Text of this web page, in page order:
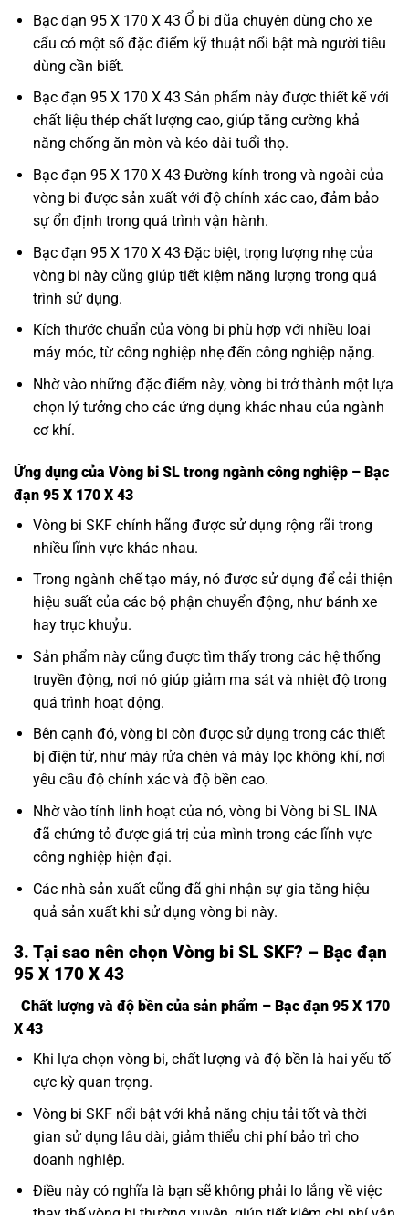
Bạc đạn 95 X 170 X 43 Ổ bi đũa chuyên dùng cho xe
cẩu có một số đặc điểm kỹ thuật nổi bật mà người tiêu
dùng cần biết.
Bạc đạn 95 X 170 X 43 Sản phẩm này được thiết kế với
chất liệu thép chất lượng cao, giúp tăng cường khả
năng chống ăn mòn và kéo dài tuổi thọ.
Bạc đạn 95 X 170 X 43 Đường kính trong và ngoài của
vòng bi được sản xuất với độ chính xác cao, đảm bảo
sự ổn định trong quá trình vận hành.
Bạc đạn 95 X 170 X 43 Đặc biệt, trọng lượng nhẹ của
vòng bi này cũng giúp tiết kiệm năng lượng trong quá
trình sử dụng.
Kích thước chuẩn của vòng bi phù hợp với nhiều loại
máy móc, từ công nghiệp nhẹ đến công nghiệp nặng.
Nhờ vào những đặc điểm này, vòng bi trở thành một lựa
chọn lý tưởng cho các ứng dụng khác nhau của ngành
cơ khí.
Ứng dụng của Vòng bi SL trong ngành công nghiệp – Bạc
đạn 95 X 170 X 43
Vòng bi SKFchính hãng được sử dụng rộng rãi trong
nhiều lĩnh vực khác nhau.
Trong ngành chế tạo máy, nó được sử dụng để cải thiện
hiệu suất của các bộ phận chuyển động, như bánh xe
hay trục khuỷu.
Sản phẩm này cũng được tìm thấy trong các hệ thống
truyền động, nơi nó giúp giảm ma sát và nhiệt độ trong
quá trình hoạt động.
Bên cạnh đó, vòng bi còn được sử dụng trong các thiết
bị điện tử, như máy rửa chén và máy lọc không khí, nơi
yêu cầu độ chính xác và độ bền cao.
Nhờ vào tính linh hoạt của nó, vòng bi Vòng bi SL INA
đã chứng tỏ được giá trị của mình trong các lĩnh vực
công nghiệp hiện đại.
Các nhà sản xuất cũng đã ghi nhận sự gia tăng hiệu
quả sản xuất khi sử dụng vòng bi này.
3. Tại sao nên chọn Vòng bi SL SKF? – Bạc đạn
95 X 170 X 43
Chất lượng và độ bền của sản phẩm – Bạc đạn 95 X 170
X 43
Khi lựa chọn vòng bi, chất lượng và độ bền là hai yếu tố
cực kỳ quan trọng.
Vòng bi SKF nổi bật với khả năng chịu tải tốt và thời
gian sử dụng lâu dài, giảm thiểu chi phí bảo trì cho
doanh nghiệp.
Điều này có nghĩa là bạn sẽ không phải lo lắng về việc